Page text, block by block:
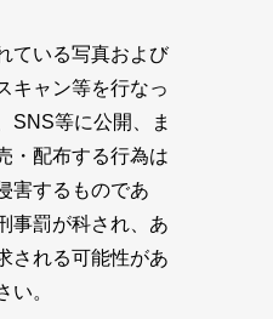
ている写真および
キャン等を行なっ
SNS等に公開、ま
・配布する行為は
害するものであ
事罰が科され、あ
される可能性があ
い。